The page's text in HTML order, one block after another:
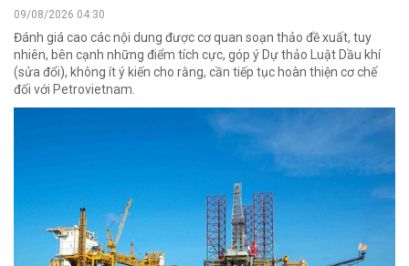
09/08/2026 04:30
Đánh giá cao các nội dung được cơ quan soạn thảo đề xuất, tuy
nhiên, bên cạnh những điểm tích cực, góp ý Dự thảo Luật Dầu khí
(sửa đổi), không ít ý kiến cho rằng, cần tiếp tục hoàn thiện cơ chế
đối với Petrovietnam.